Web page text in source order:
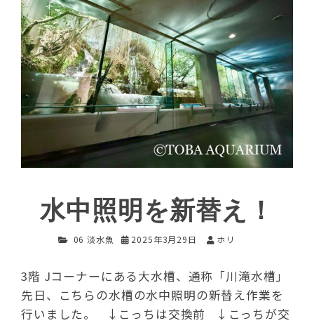
水中照明を新替え！
06 淡水魚 2025年3月29日 ホリ
3階 Jコーナーにある大水槽、通称「川滝水槽」
先日、こちらの水槽の水中照明の新替え作業を
行いました。 ↓こっちは交換前 ↓こっちが交